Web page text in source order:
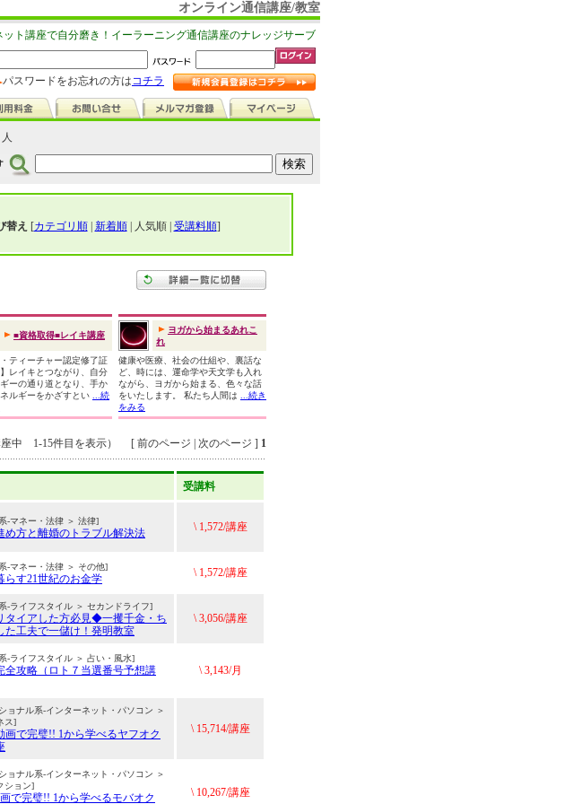
オンライン通信講座/教室
ット講座で自分磨き！イーラーニング通信講座のナレッジサーブ
パスワードをお忘れの方はコチラ
人
替え [カテゴリ順| 新着順| 人気順 | 受講料順]
■資格取得■レイキ講座
・ティーチャー認定修了証
レイキとつながり、自分
ーの通り道となり、手か
ルギーをかざすとい
...続
ヨガから始まるあれこ
れ
健康や医療、社会の仕組や、裏話な
ど、時には、運命学や天文学も入れ
ながら、ヨガから始まる、色々な話
をいたします。 私たち人間は
...続き
をみる
中 1-15件目を表示） [ 前のページ | 次のページ ] 1
受講料
-マネー・法律 ＞ 法律]
め方と離婚のトラブル解決法 \ 1,572/講座
-マネー・法律 ＞ その他]
らす21世紀のお金学 \ 1,572/講座
-ライフスタイル ＞ セカンドライフ]
タイアした方必見◆一攫千金・ち
た工夫で一儲け！発明教室
\ 3,056/講座
-ライフスタイル ＞ 占い・風水]
全攻略（ロト７当選番号予想講
\ 3,143/月
ョナル系-インターネット・パソコン ＞
ス]
画で完璧!! 1から学べるヤフオク
\ 15,714/講座
ョナル系-インターネット・パソコン ＞
ション]
で完璧!! 1から学べるモバオク \ 10,267/講座